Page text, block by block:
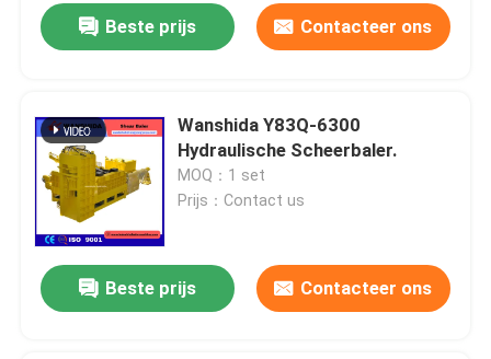
Beste prijs Contacteer ons
Wanshida Y83Q-6300
Hydraulische Scheerbaler.
MOQ：1 set
Prijs：Contact us
Beste prijs Contacteer ons